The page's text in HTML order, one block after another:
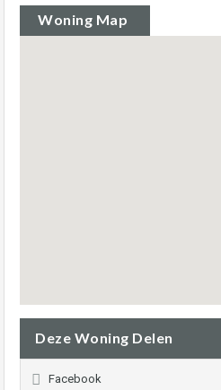
Woning Map
Deze Woning Delen
Facebook